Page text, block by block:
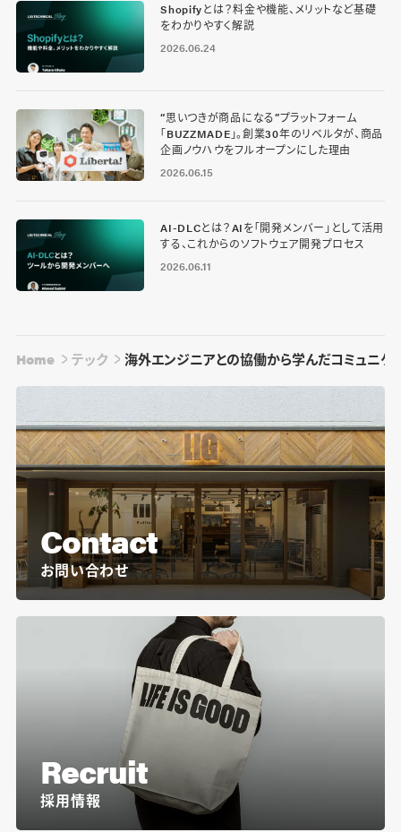
Shopifyとは？料金や機能、メリットなど基礎
をわかりやすく解説
2026.06.24
“思いつきが商品になる”プラットフォーム
「BUZZMADE」。創業30年のリベルタが、商品
企画ノウハウをフルオープンにした理由
2026.06.15
AI-DLCとは？AIを「開発メンバー」として活用
する、これからのソフトウェア開発プロセス
2026.06.11
Home テック 海外エンジニアとの協働から学んだコミュニケ
Contact
お問い合わせ
Recruit
採用情報